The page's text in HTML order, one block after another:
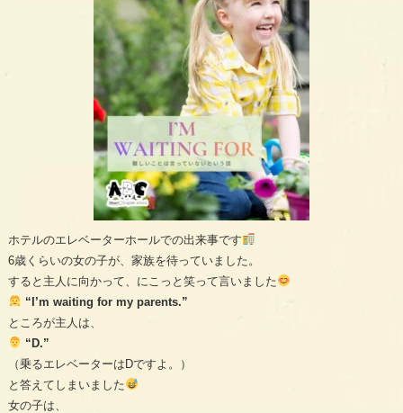
ホテルのエレベーターホールでの出来事です
6歳くらいの女の子が、家族を待っていました。
すると主人に向かって、にこっと笑って言いました
“I’m waiting for my parents.”
ところが主人は、
“D.”
（乗るエレベーターはDですよ。）
と答えてしまいました
女の子は、